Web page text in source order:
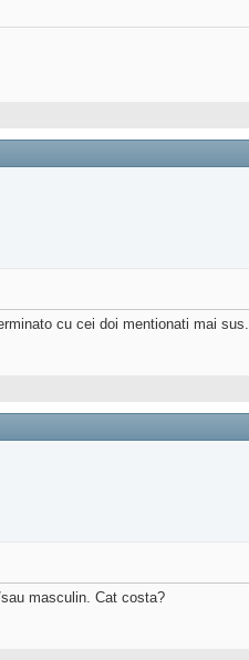
cu cei doi mentionati mai sus.
masculin. Cat costa?